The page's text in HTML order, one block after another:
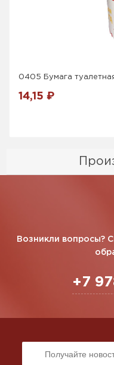
0405 Бумага
14,15 ₽
Возникли вопросы?
+7